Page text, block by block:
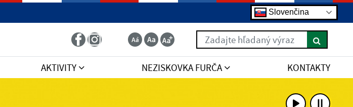
Slovenčina
Zadajte hľadaný výraz
AKTIVITY NEZISKOVKA FURČA KONTAKTY